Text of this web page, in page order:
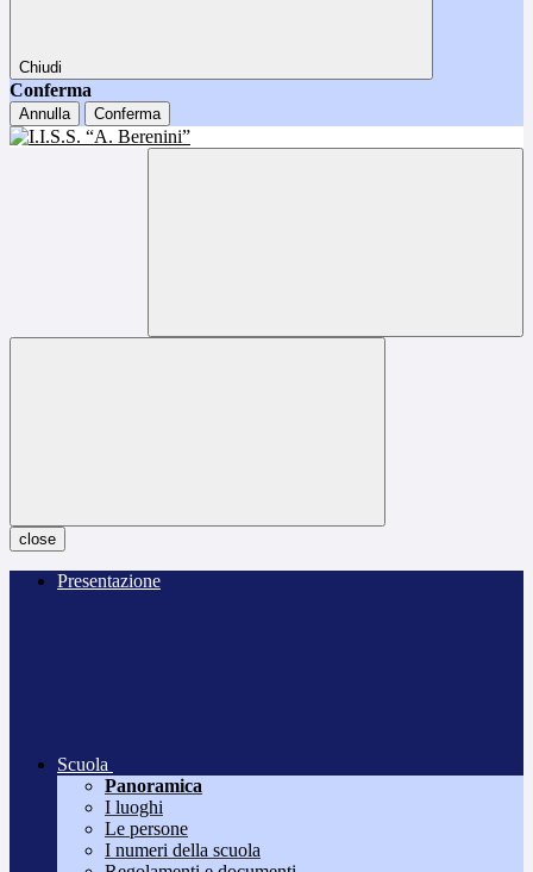
Chiudi
Conferma
Annulla Conferma
close
Presentazione
Scuola
Panoramica
I luoghi
Le persone
I numeri della scuola